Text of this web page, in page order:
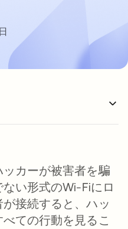
カーが被害者を騙
い形式のWi-Fiにロ
接続すると、ハッ
ての行動を見るこ